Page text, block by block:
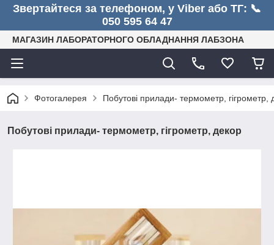
Звертайтеся за телефоном, у Viber або ТГ: 📞
050 595 64 47
МАГАЗИН ЛАБОРАТОРНОГО ОБЛАДНАННЯ ЛАБЗОНА
Фотогалерея Побутові прилади- термометр, гігрометр,
Побутові прилади- термометр, гігрометр, декор